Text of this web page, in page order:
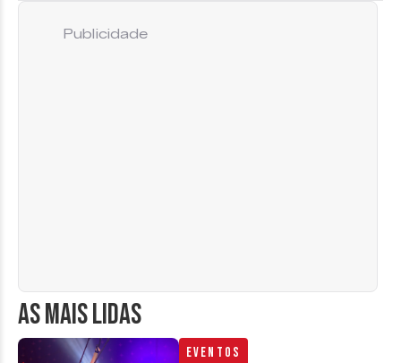
AS MAIS LIDAS
Eventos
Publicidade